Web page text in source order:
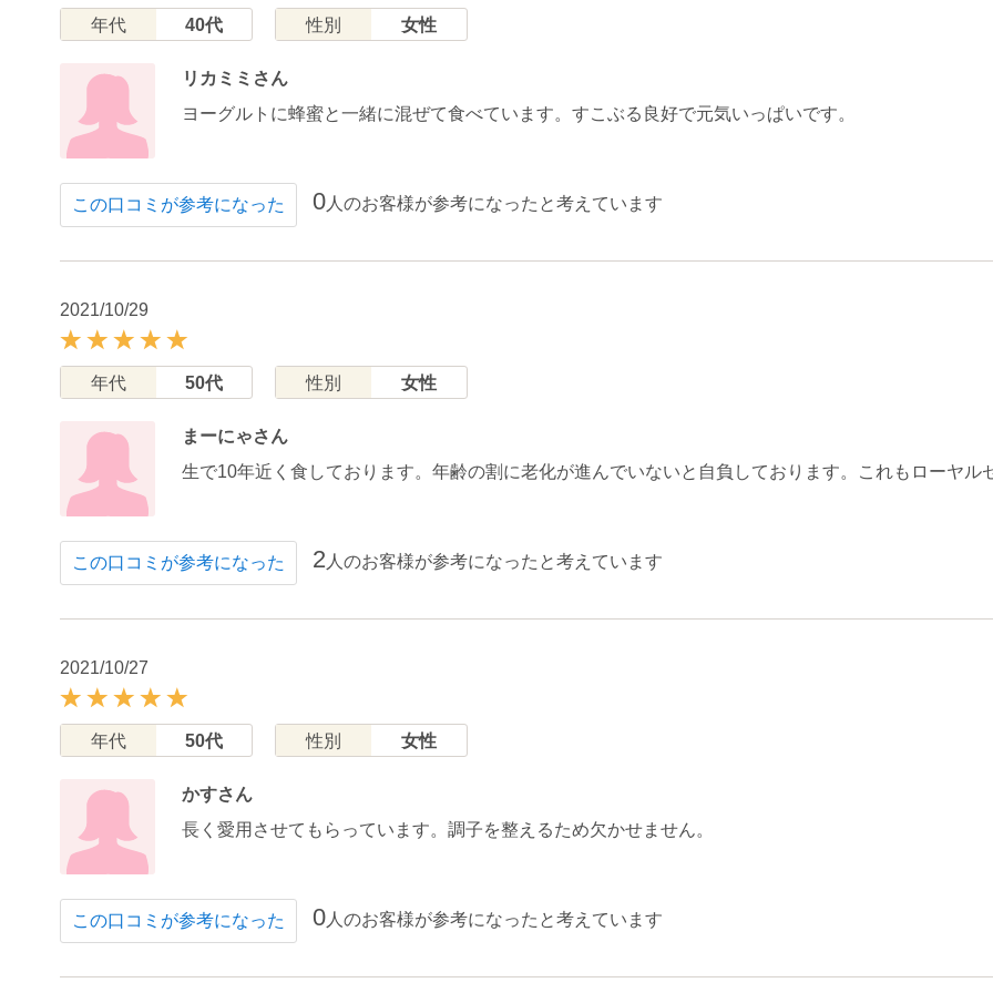
年代 40代 性別 女性
リカミミさん
ヨーグルトに蜂蜜と一緒に混ぜて食べています。すこぶる良好で元気いっぱいです。
この口コミが参考になった 0人のお客様が参考になったと考えています
2021/10/29
年代 50代 性別 女性
まーにゃさん
生で10年近く食しております。年齢の割に老化が進んでいないと自負しております。これもローヤル
この口コミが参考になった 2 人のお客様が参考になったと考えています
2021/10/27
年代 50代 性別 女性
かすさん
長く愛用させてもらっています。調子を整えるため欠かせません。
この口コミが参考になった 0人のお客様が参考になったと考えています